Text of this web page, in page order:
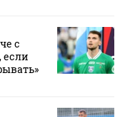
с
если